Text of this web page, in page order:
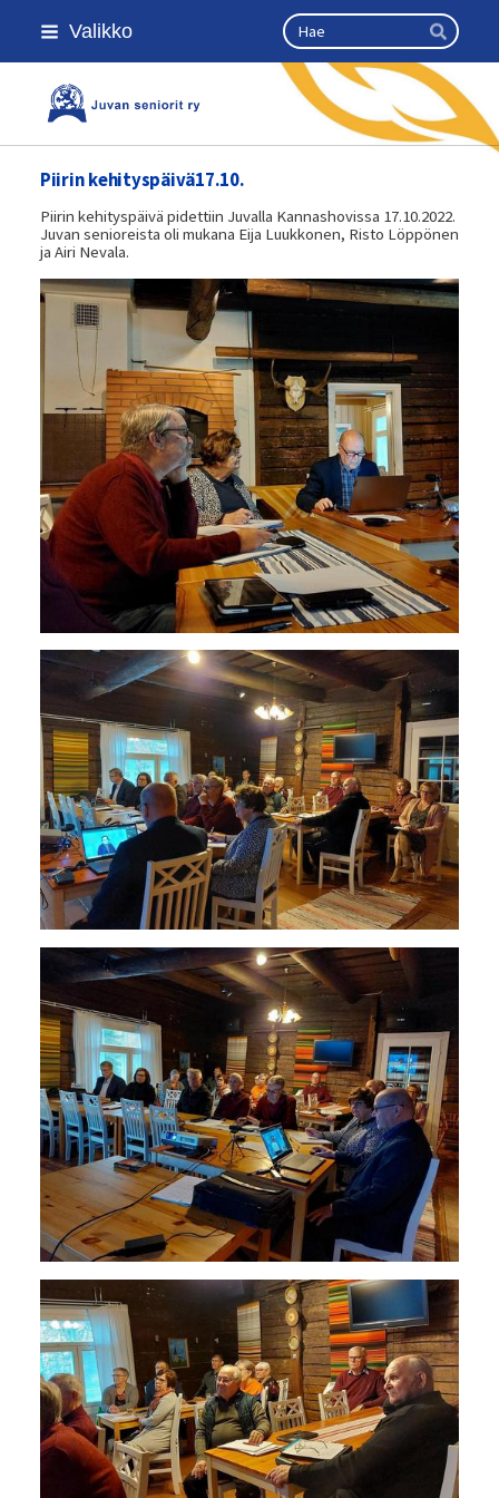
Siirry
sivun
Valikko Haku
Hae
Kansallinen senioriliitto
Piirin kehityspäivä17.10.
Piirin kehityspäivä pidettiin Juvalla Kannashovissa 17.10.2022.
Juvan senioreista oli mukana Eija Luukkonen, Risto Löppönen
ja Airi Nevala.